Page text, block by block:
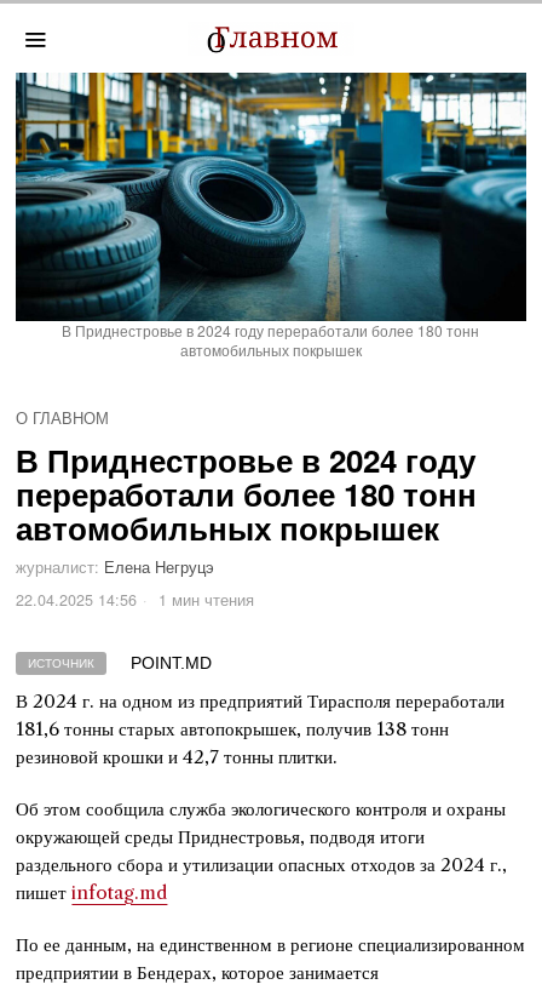
В Приднестровье в 2024 году переработали более 180 тонн
автомобильных покрышек
О ГЛАВНОМ
В Приднестровье в 2024 году
переработали более 180 тонн
автомобильных покрышек
журналист: Елена Негруцэ
22.04.2025 14:56
1 мин чтения
ИСТОЧНИК POINT.MD
В 2024 г. на одном из предприятий Тирасполя переработали
181,6 тонны старых автопокрышек, получив 138 тонн
резиновой крошки и 42,7 тонны плитки.
Об этом сообщила служба экологического контроля и охраны
окружающей среды Приднестровья, подводя итоги
раздельного сбора и утилизации опасных отходов за 2024 г.,
пишетinfotag.md
По ее данным, на единственном в регионе специализированном
предприятии в Бендерах, которое занимается